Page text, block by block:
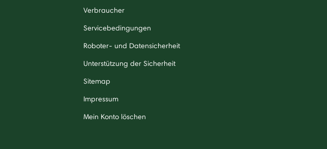
Verbraucher
Servicebedingungen
Roboter- und Datensicherheit
Unterstützung der Sicherheit
Sitemap
Impressum
Mein Konto löschen